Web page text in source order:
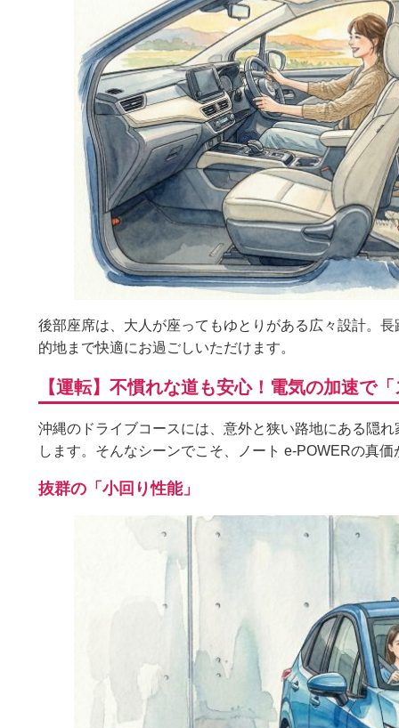
後部座席は、大人が座ってもゆとりがある広々設計。
的地まで快適にお過ごしいただけます。
【運転】不慣れな道も安心！電気の加速で
沖縄のドライブコースには、意外と狭い路地にある隠
します。そんなシーンでこそ、ノート e-POWERの真
抜群の「小回り性能」